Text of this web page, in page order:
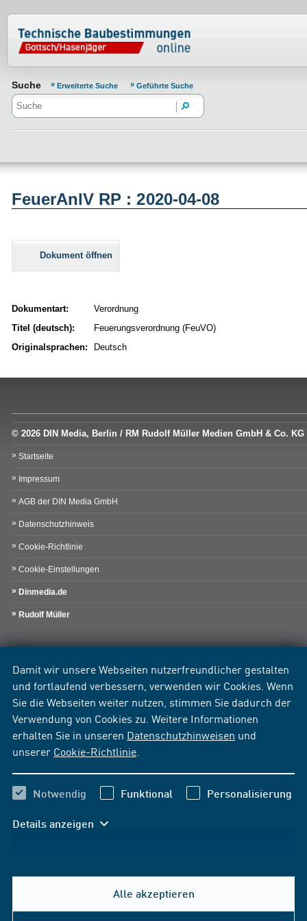
Damit wir unsere Webseiten nutzerfreundlicher gestalten
und fortlaufend verbessern, verwenden wir Cookies. Wenn
Sie die Webseiten weiter nutzen, stimmen Sie dadurch der
Verwendung von Cookies zu. Weitere Informationen
erhalten Sie in unseren Datenschutzhinweisen und
unserer Cookie-Richtlinie
Notwendig Funktional Personalisierung
Details anzeigen
Alle akzeptieren
Normenportal Barrierefreiheit
Suche Erweiterte Suche Geführte Suche
FeuerAnlV RP : 2020-04-08
Dokument öffnen
Dokumentart:
Verordnung
Titel (deutsch):
Feuerungsverordnung (FeuVO)
Originalsprachen:
Deutsch
© 2026 DIN Media, Berlin / RM Rudolf Müller Medien GmbH & Co. KG
Startseite
Impressum
AGB der DIN Media GmbH
Datenschutzhinweis
Cookie-Richtlinie
Cookie-Einstellungen
Dinmedia.de
Rudolf Müller
Hilfe & Kontakt